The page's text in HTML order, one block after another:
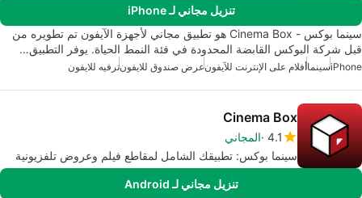
تنزيل مجاني لـ iPhone
سينما بوكس - Cinema Box هو تطبيق مجاني لأجهزة الآيفون تم تطويره من
قبل شركة البوكس القابضة المحدودة في فئة النمط الحياة. يوفر التطبيق…
iPhoneسينماأفلام على الإنترنت للآيفونعرض صندوق للايفونترفيه للايفون
Cinema Box
4.1 المجاني
سينما بوكس: تطبيقك الشامل لمقاطع فيلم وعروض تلفزيونية
تنزيل مجاني لـ Android